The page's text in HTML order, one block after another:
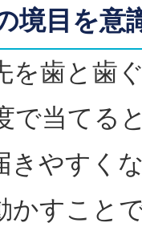
境目を意
を歯と歯
で当てる
きやすく
かすこと